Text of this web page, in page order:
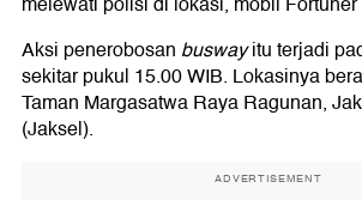
Aksi penerobosan buswayitu terjadi
sekitar pukul 15.00 WIB. Lokasinya
Taman Margasatwa Raya Ragunan,
(Jaksel).
ADVERTISEMENT